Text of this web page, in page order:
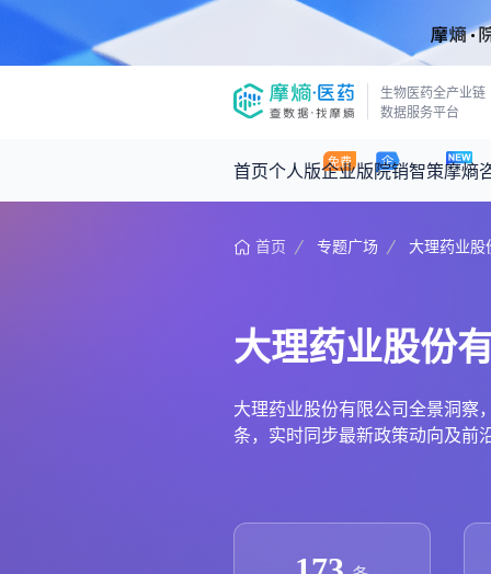
生物医药全产业链
数据服务平台
首页个人版企业版院销智策摩熵
咨询服务
产品立项评估及管线规划
产业/行业调研
投资决策与交易估值
摩熵原创
深度分析
政策法规
投融资
时讯
数据中心
基于市场数据，为您提供全面的市场
政策法规
药品生产企业
回放
王中健
首页 专题广场 大理药业股
大理药业股份
大理药业股份有限公司全景洞察
条，实时同步最新政策动向及前